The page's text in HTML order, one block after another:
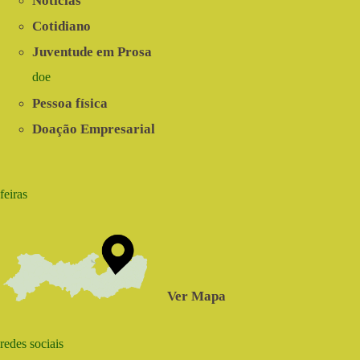
Cotidiano
Juventude em Prosa
doe
Pessoa física
Doação Empresarial
feiras
Ver Mapa
redes sociais